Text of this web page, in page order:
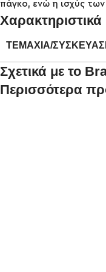
πάγκο, ενώ η ισχύς
Χαρακτηριστικά
ΤΕΜΆΧΙΑ/
Σχετικά με το
Περισσότερα